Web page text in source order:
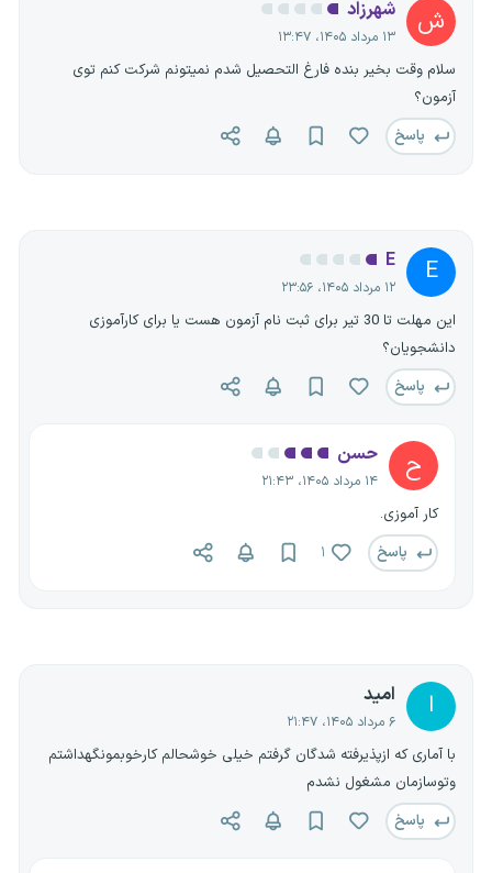
ش شهرزاد
۱۳ مرداد ۱۴۰۵، ۱۳:۴۷
سلام وقت بخیر بنده فارغ التحصیل شدم نمیتونم شرکت کنم توی
آزمون؟
پاسخ
E
E
۱۲ مرداد ۱۴۰۵، ۲۳:۵۶
این مهلت تا 30 تیر برای ثبت نام آزمون هست یا برای کارآموزی
دانشجویان؟
پاسخ
ح حسن
۱۴ مرداد ۱۴۰۵، ۲۱:۴۳
کار آموزی.
پاسخ
۱
ا امید
۶ مرداد ۱۴۰۵، ۲۱:۴۷
با آماری که ازپذیرفته شدگان گرفتم خیلی خوشحالم کارخوبمونگهداشتم
وتوسازمان مشغول نشدم
پاسخ